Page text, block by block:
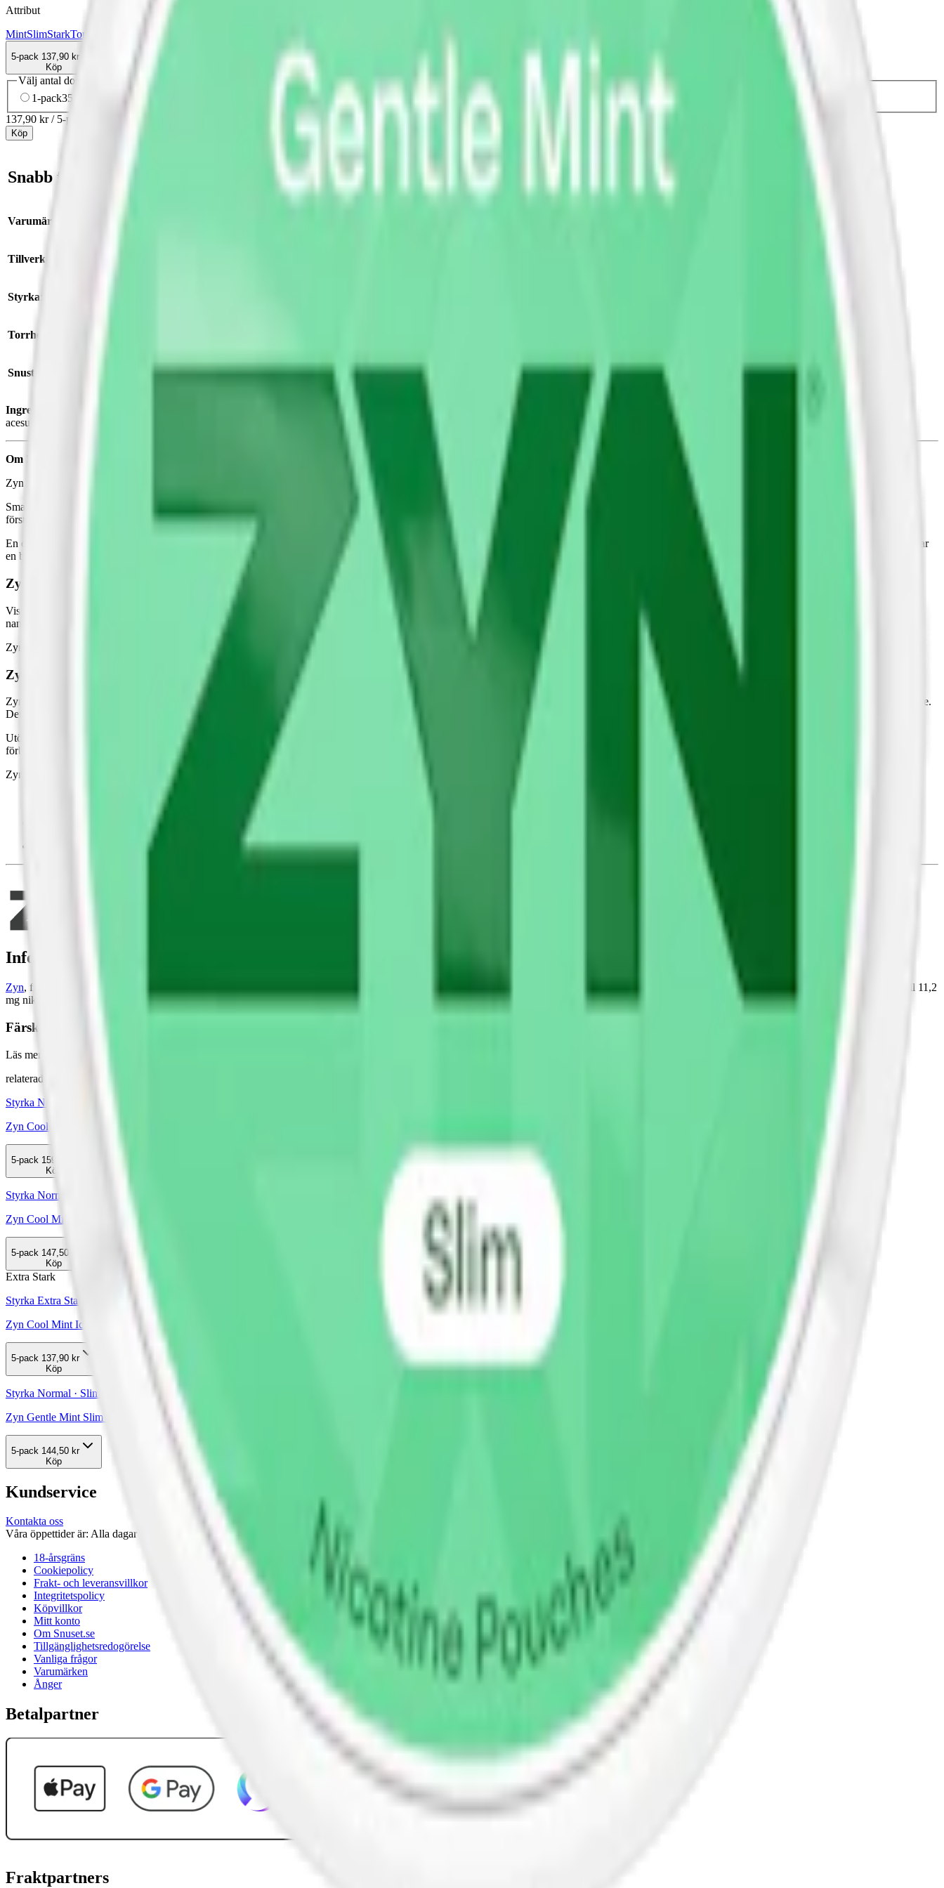
Attribut
MintSlimStarkTorr Portion
5-pack 137,90 kr
Köp
Välj antal dosor
1-pack35,90 kr 35,90 kr 10-pack 309,90 kr 30,99 kr 30-pack923,70 kr 50-pack1 524,50 kr
137,90 kr / 5-pack
Köp
Snabb fakta om Zyn Cool Mint 4 Starkt Vitt Snus
Varumärke:
Tillverkare:
Styrka
Torrhet:
Snustyp: Nettovikt per dosa:
Ingredienser:
vatten, fyllnadsmedel (E460, cellulosa, inklusive regenererad cellulosa), växtfiber, fuktighetsbevarande medel (E422, glycerol, propylenglykol), salt (natriumklorid), sötningsmedel (E950,
acesulfam k; xylitol), surhetsreglerande medel (E500, natriumkarbonat/soda; E509, kalciumklorid; E334, vinsyra), emulgeringsmedel (E471, mono- och diglycerider av fettsyror), aromer och nikotin.
Om Zyn Cool Mint Slim 4
Zyn Cool Mint Slim är ett
, som helt saknar tobak. En prilla Zyn Cool Mint Slim väger cirka 0,7 g och innehåller 10,6 mg nikotin.
Smak av kryddig pepparmint där mintsmaken är stark, aromatisk och lite söt. Zyn Cool Mint 4 har en unik egenskap att skapa en känsla av svalka, vilket kan kännas på tungan och i hela munnen. Detta kan
förstärkas ytterligare genom en lätt eftersmak av eukalyptus eller menthol.
En dosa Zyn Cool Mint Slim innehåller 21 prillor och väger totalt 14,3 g. Det sammanlagda nikotininnehållet i en dosa är 223 mg. Prillorna är mjuka med lägre rinnighet än traditionellt snus. Zyn Cool Mint har
en bas av cellulosa och växtfiber och innehåller ingen tobak. Se fullständig innehållsförteckning ovan. Denna Zyn är nästan dubbelt så stark som en Zyn
minisnus
Zyn uppdateras i både smak och form i maj 2025
Vissa smaker har förfinats, andra har fått nya namn. Samtidigt får alla Zyn-dosor ny design med start vecka 18, det vill säga i början av maj. Ett exempel på ett aktuellt namnbyte är att Zyn Deep Freeze byter
namn till
Zyn Cool Mint Slim 4 byter inte namn men får en ny design och ett uppdaterat recept.
Zyn Cool Mint Slim 4 får nytt recept från maj 2025
Zyn Slim Cool Mint 4 har genomgått en rad förbättringar i både design och recept. Syftet är att skapa en ännu bättre användarupplevelse med minskad fuktighet, höjt pH-värde och en ny typ av smakupplevelse.
Detta ger nu en mer intensiv, kylande och omedelbar mintsmak.
Utöver detta har xylitol och propylenglykol tillkommit – två ämnen som bidrar till en lenare känsla i munnen samt förbättrad spridning av smak och intensitet. Även prillans formstabilitet och struktur har
förbättrats. Nikotinet finns kvar men leveransen förstärks genom justeringar i pH-värdet. Den minskade fukthalten innebär att smaken nu träder fram snabbare och med mer intensitet utan att prillan rinner.
Zyn Cool Mint finns också som
vitt minisnus
i följande styrkor:
9,1milligram nikotin per prilla
milligram nikotin per prilla
Zyn Cool Mint Mild Mini: milligram nikotin per prilla
Information om varumärket Zyn
Zyn, från Swedish Match, har sedan 2014 erövrat marknaden för vitt snus med smaker som ochZyn Citrus
. Med styrkor från 1,5 mg till 11,2
mg nikotin per prilla, erbjuder
Zyn snusen bredd inom både smak och styrka.
Färskt vitt snus
Läs mer om hur du förvarar Zyn Cool Mint Slim 4:
relaterade produkter
Styrka Normal · Slim
Zyn Cool Mint Slim 3
5-pack 159,50 kr
Köp
Styrka Normal · Slim
Zyn Cool Mint Slim 2
5-pack 147,50 kr
Köp
Extra Stark
Styrka Extra Stark · Slim
Zyn Cool Mint Ice Slim 6
5-pack 137,90 kr
Köp
Styrka Normal · Slim
Zyn Gentle Mint Slim 2
5-pack 144,50 kr
Köp
Kundservice
Kontakta oss
Våra öppettider är: Alla dagar 08:00 - 18:00 Vi svarar vanligtvis inom 24 timmar på vardagar.
18-årsgräns
Cookiepolicy
Frakt- och leveransvillkor
Integritetspolicy
Köpvillkor
Mitt konto
Om Snuset.se
Tillgänglighetsredogörelse
Vanliga frågor
Varumärken
Ånger
Betalpartner
Fraktpartners